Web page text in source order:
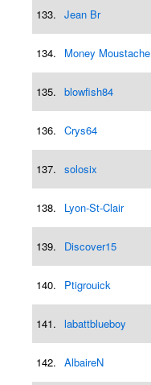
133. Jean Br
134. Money Moustache
135. blowfish84
136. Crys64
137. solosix
138. Lyon-St-Clair
139. Discover15
140. Ptigrouick
141. labattblueboy
142. AlbaireN